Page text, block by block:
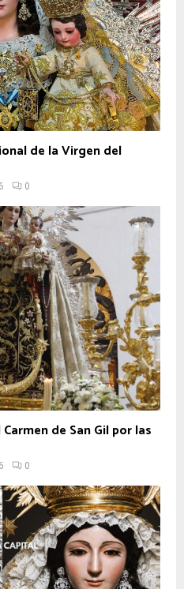
de la Virgen del
0
de San Gil por las
0